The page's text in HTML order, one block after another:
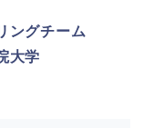
ングチーム
大学